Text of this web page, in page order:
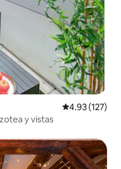
Calificación
4.93 (127)
y vistas
huéspedes